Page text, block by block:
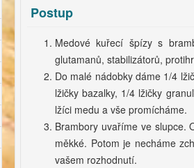
Postup
Medové kuřecí špízy s
glutamanů, stabilizátorů,
Do malé nádobky dáme 1/4
lžičky bazalky, 1/4 lžičky
lžíci medu a vše promícháme.
Brambory uvaříme ve slupce.
měkké. Potom je necháme
vašem rozhodnutí.